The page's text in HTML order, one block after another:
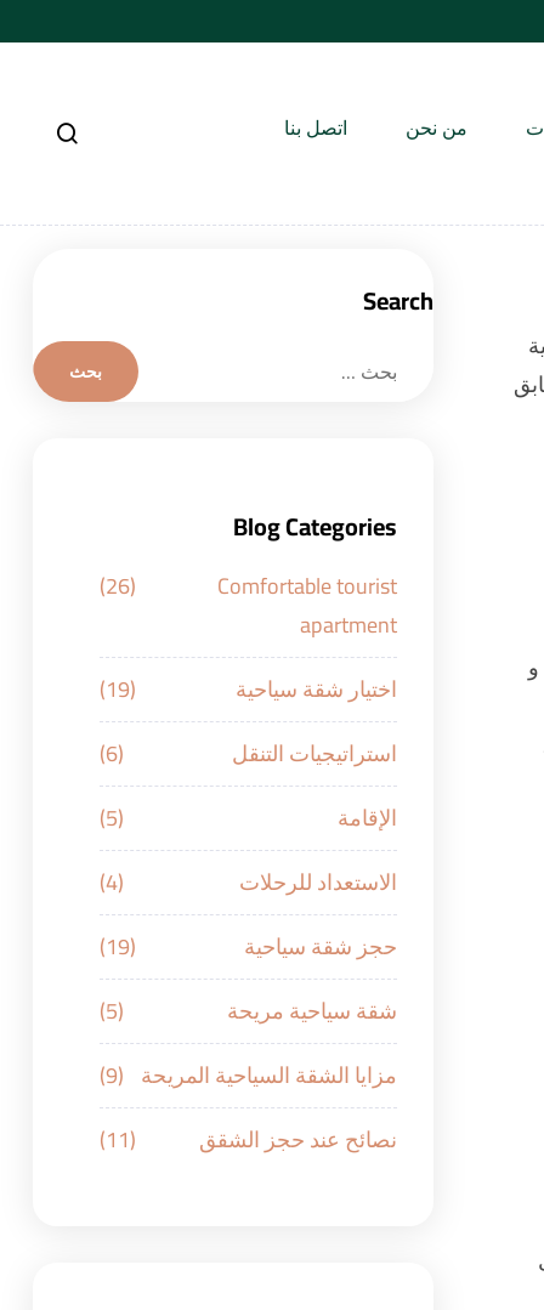
من نحن اتصل بنا
Search
Blog Categories
Comfortable tourist
apartment
(26)
اختيار شقة سياحية
(19)
استراتيجيات التنقل
(6)
الإقامة
(5)
الاستعداد للرحلات
(4)
حجز شقة سياحية
(19)
شقة سياحية مريحة
(5)
مزايا الشقة السياحية المريحة (9)
نصائح عند حجز الشقق
(11)